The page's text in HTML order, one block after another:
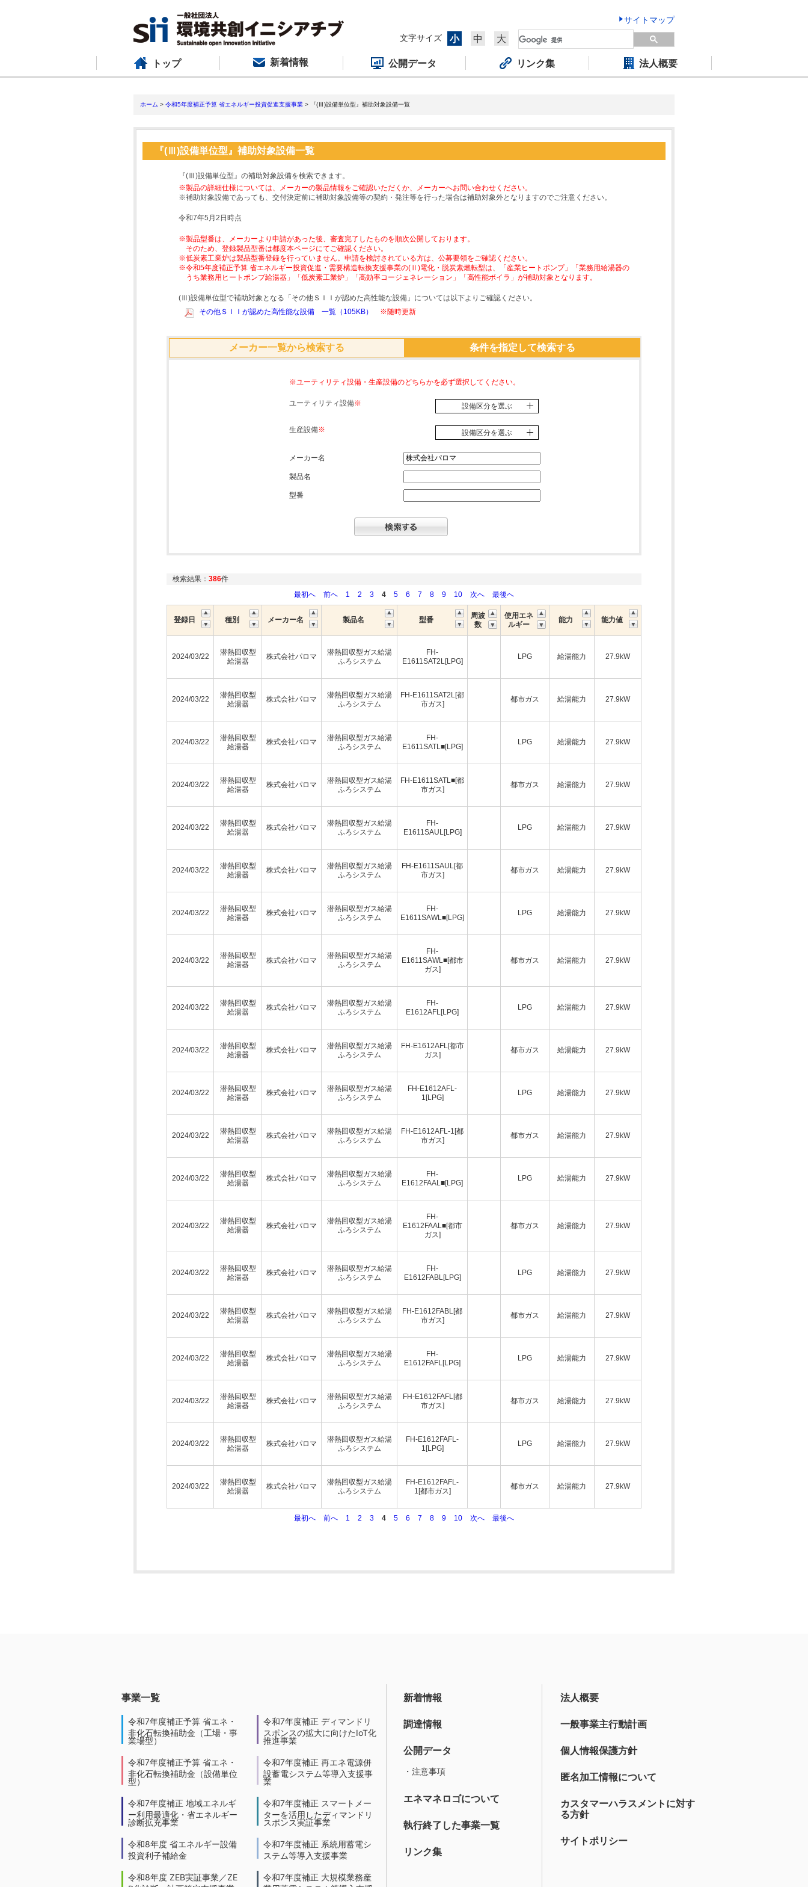
サイトマップ
文字サイズ
小 中 大
トップ 新着情報 公開データ リンク集 法人概要
ホーム > 令和5年度補正予算 省エネルギー投資促進支援事業 > 『(Ⅲ)設備単位型』補助対象設備一覧
『(Ⅲ)設備単位型』補助対象設備一覧
『(Ⅲ)設備単位型』の補助対象設備を検索できます。
※製品の詳細仕様については、メーカーの製品情報をご確認いただくか、メーカーへお問い合わせください。
※補助対象設備であっても、交付決定前に補助対象設備等の契約・発注等を行った場合は補助対象外となりますのでご注意ください。
令和7年5月2日時点
※製品型番は、メーカーより申請があった後、審査完了したものを順次公開しております。
そのため、登録製品型番は都度本ページにてご確認ください。
※低炭素工業炉は製品型番登録を行っていません。申請を検討されている方は、公募要領をご確認ください。
※令和5年度補正予算 省エネルギー投資促進・需要構造転換支援事業の(Ⅱ)電化・脱炭素燃転型は、「産業ヒートポンプ」「業務用給湯器の
うち業務用ヒートポンプ給湯器」「低炭素工業炉」「高効率コージェネレーション」「高性能ボイラ」が補助対象となります。
(Ⅲ)設備単位型で補助対象となる「その他ＳＩＩが認めた高性能な設備」については以下よりご確認ください。
その他ＳＩＩが認めた高性能な設備 一覧（105KB）
※随時更新
メーカー一覧から検索する 条件を指定して検索する
※ユーティリティ設備・生産設備のどちらかを必ず選択してください。
ユーティリティ設備※ 設備区分を選ぶ
生産設備※ 設備区分を選ぶ
メーカー名
製品名
型番
検索結果： 386件
最初へ
前へ 1 2 3 4 5 6 7 8 9 10 次へ 最後へ
登録日 種別 メーカー名 製品名 型番
周波
数
使用エネ
ルギー
能力 能力値
2024/03/22
潜熱回収型
給湯器
株式会社パロマ
潜熱回収型ガス給湯
ふろシステム
FH-
E1611SAT2L[LPG]
LPG 給湯能力 27.9kW
2024/03/22
潜熱回収型
給湯器
株式会社パロマ
潜熱回収型ガス給湯
ふろシステム
FH-E1611SAT2L[都
市ガス]
都市ガス 給湯能力 27.9kW
2024/03/22
潜熱回収型
給湯器
株式会社パロマ
潜熱回収型ガス給湯
ふろシステム
FH-
E1611SATL■[LPG]
LPG 給湯能力 27.9kW
2024/03/22
潜熱回収型
給湯器
株式会社パロマ
潜熱回収型ガス給湯
ふろシステム
FH-E1611SATL■[都
市ガス]
都市ガス 給湯能力 27.9kW
2024/03/22
潜熱回収型
給湯器
株式会社パロマ
潜熱回収型ガス給湯
ふろシステム
FH-
E1611SAUL[LPG]
LPG 給湯能力 27.9kW
2024/03/22
潜熱回収型
給湯器
株式会社パロマ
潜熱回収型ガス給湯
ふろシステム
FH-E1611SAUL[都
市ガス]
都市ガス 給湯能力 27.9kW
2024/03/22
潜熱回収型
給湯器
株式会社パロマ
潜熱回収型ガス給湯
ふろシステム
FH-
E1611SAWL■[LPG]
LPG 給湯能力 27.9kW
2024/03/22
潜熱回収型
給湯器
株式会社パロマ
潜熱回収型ガス給湯
ふろシステム
FH-
E1611SAWL■[都市
ガス]
都市ガス 給湯能力 27.9kW
2024/03/22
潜熱回収型
給湯器
株式会社パロマ
潜熱回収型ガス給湯
ふろシステム
FH-
E1612AFL[LPG]
LPG 給湯能力 27.9kW
2024/03/22
潜熱回収型
給湯器
株式会社パロマ
潜熱回収型ガス給湯
ふろシステム
FH-E1612AFL[都市
ガス]
都市ガス 給湯能力 27.9kW
2024/03/22
潜熱回収型
給湯器
株式会社パロマ
潜熱回収型ガス給湯
ふろシステム
FH-E1612AFL-
1[LPG]
LPG 給湯能力 27.9kW
2024/03/22
潜熱回収型
給湯器
株式会社パロマ
潜熱回収型ガス給湯
ふろシステム
FH-E1612AFL-1[都
市ガス]
都市ガス 給湯能力 27.9kW
2024/03/22
潜熱回収型
給湯器
株式会社パロマ
潜熱回収型ガス給湯
ふろシステム
FH-
E1612FAAL■[LPG]
LPG 給湯能力 27.9kW
2024/03/22
潜熱回収型
給湯器
株式会社パロマ
潜熱回収型ガス給湯
ふろシステム
FH-
E1612FAAL■[都市
ガス]
都市ガス 給湯能力 27.9kW
2024/03/22
潜熱回収型
給湯器
株式会社パロマ
潜熱回収型ガス給湯
ふろシステム
FH-
E1612FABL[LPG]
LPG 給湯能力 27.9kW
2024/03/22
潜熱回収型
給湯器
株式会社パロマ
潜熱回収型ガス給湯
ふろシステム
FH-E1612FABL[都
市ガス]
都市ガス 給湯能力 27.9kW
2024/03/22
潜熱回収型
給湯器
株式会社パロマ
潜熱回収型ガス給湯
ふろシステム
FH-
E1612FAFL[LPG]
LPG 給湯能力 27.9kW
2024/03/22
潜熱回収型
給湯器
株式会社パロマ
潜熱回収型ガス給湯
ふろシステム
FH-E1612FAFL[都
市ガス]
都市ガス 給湯能力 27.9kW
2024/03/22
潜熱回収型
給湯器
株式会社パロマ
潜熱回収型ガス給湯
ふろシステム
FH-E1612FAFL-
1[LPG]
LPG 給湯能力 27.9kW
2024/03/22
潜熱回収型
給湯器
株式会社パロマ
潜熱回収型ガス給湯
ふろシステム
FH-E1612FAFL-
1[都市ガス]
都市ガス 給湯能力 27.9kW
最初へ 前へ 1 2 3 4 5 6 7 8 9 10 次へ 最後へ
事業一覧
令和7年度補正予算 省エネ・
非化石転換補助金（工場・事
業場型）
令和7年度補正予算 省エネ・
非化石転換補助金（設備単位
型）
令和7年度補正 地域エネルギ
ー利用最適化・省エネルギー
診断拡充事業
令和8年度 省エネルギー設備
投資利子補給金
令和8年度 ZEB実証事業／ZE
令和7年度補正 ディマンドリ
スポンスの拡大に向けたIoT化
推進事業
令和7年度補正 再エネ電源併
設蓄電システム等導入支援事
業
令和7年度補正 スマートメー
ターを活用したディマンドリ
スポンス実証事業
令和7年度補正 系統用蓄電シ
ステム等導入支援事業
令和7年度補正 大規模業務産
新着情報
調達情報
公開データ
・注意事項
エネマネロゴについて
執行終了した事業一覧
リンク集
法人概要
一般事業主行動計画
個人情報保護方針
匿名加工情報について
カスタマーハラスメントに対す
る方針
サイトポリシー